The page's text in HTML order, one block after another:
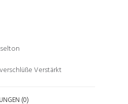
Verstärkt
(0)